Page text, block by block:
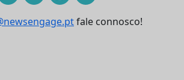
fale connosco!